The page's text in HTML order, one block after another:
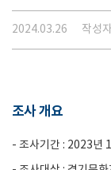
2024.03.26 작성
조사 개요
- 조사기간 : 2023년